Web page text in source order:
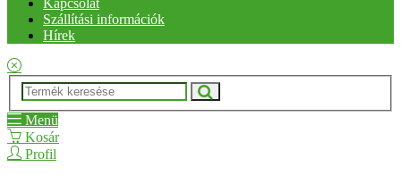
Kapcsolat
Szállítási információk
Hírek
Menü
Kosár
Profil